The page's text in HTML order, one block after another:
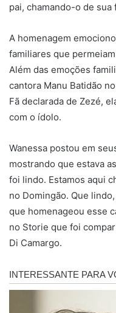
pai, chamando-o de
A homenagem
familiares que
Além das emoções
cantora Manu Batidão
Fã declarada de Zezé,
com o ídolo.
Wanessa postou em
mostrando que estava
foi lindo. Estamos aqui
no Domingão. Que
que homenageou esse
no Storie que foi
Di Camargo.